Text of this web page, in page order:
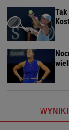
Tak
WYNIKI